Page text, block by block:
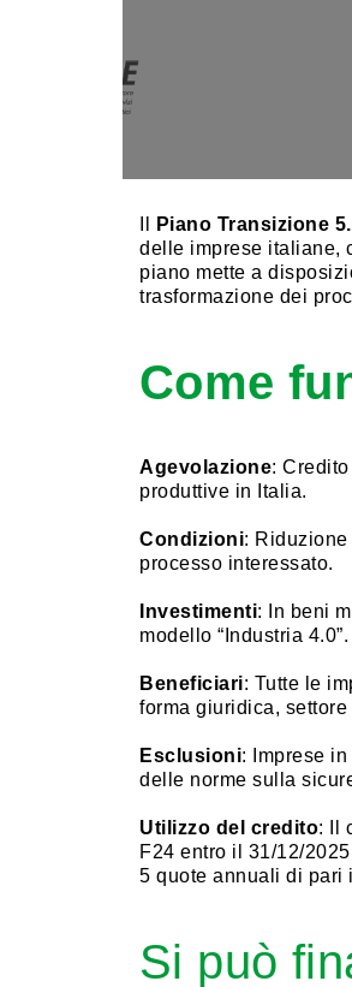
Piano Transizione
delle imprese italiane,
piano mette a
trasformazione dei
Come
Agevolazione:
produttive in Italia.
Condizioni:
processo interessato.
Investimenti: In beni
modello “Industria 4.0”.
Beneficiari: Tutte le
forma giuridica,
Esclusioni: Imprese
delle norme sulla
Utilizzo del credito: Il
F24 entro il 31/12/
5 quote annuali di pari
Si può